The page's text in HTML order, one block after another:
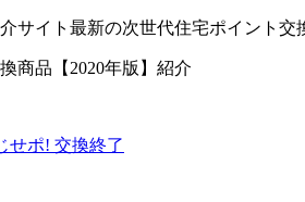
サイト最新の次世代住宅ポイント交
商品【2020年版】紹介